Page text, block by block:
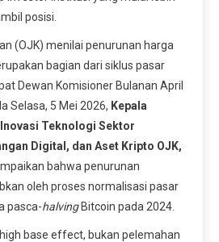
posisi.
(OJK) menilai penurunan harga
bagian dari siklus pasar
Dewan Komisioner Bulanan April
Selasa, 5 Mei 2026, Kepala
Teknologi Sektor
Digital, dan Aset Kripto OJK,
bahwa penurunan
oleh proses normalisasi pasar
pasca-halvingBitcoin pada 2024.
base effect, bukan pelemahan